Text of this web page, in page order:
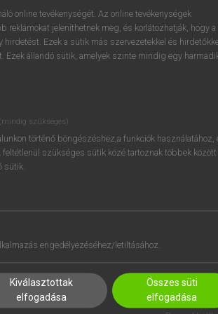
próbaverziójának elindításához
regisztrálok ésbelépek.
REGISZTRÁCIÓ
online tevékenységét. Az online tevékenységek
reklámokat jeleníthetnek meg, és korlátozhatják, hogy a
hirdetést. Ezek a sütik más szervezetekkel és
Ezek állandó sütik, amelyek szinte mindig egy
(mindig szükséges)
történő böngészéshez,a funkciók használatához,
szükséges sütik közé tartoznak többek között
sütik.
engedélyezéséhez/letiltásához.
Kiválasztottak
elfogadása
Összes süti
elfogadása